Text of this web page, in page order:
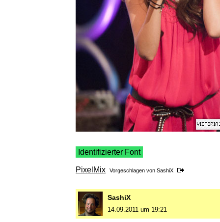
Identifizierter Font
PixelMix Vorgeschlagen von SashiX
SashiX
14.09.2011 um 19:21